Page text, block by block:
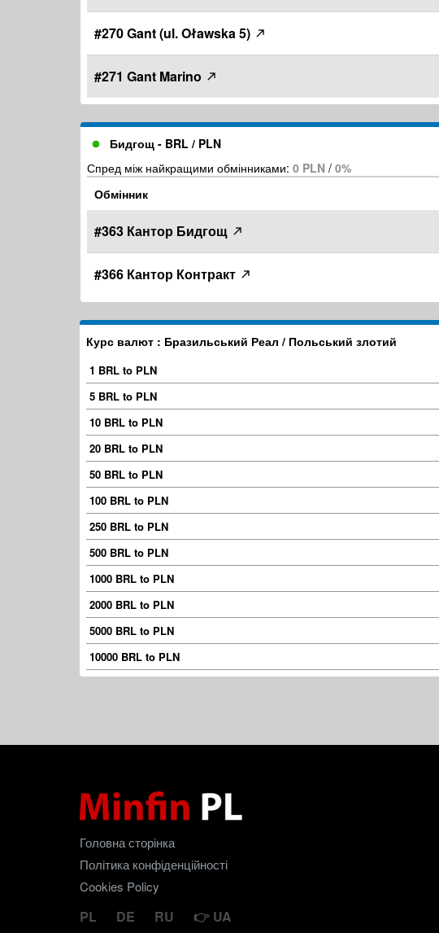
#270 Gant (ul. Oławska 5)
#271 Gant Marino
Бидгощ - BRL / PLN
Спред між найкращими обмінниками: 0 PLN / 0%
Обмінник
#363 Кантор Бидгощ
#366 Кантор Контракт
Курс валют : Бразильський Реал / Польський злотий
1 BRL to PLN
5 BRL to PLN
10 BRL to PLN
20 BRL to PLN
50 BRL to PLN
100 BRL to PLN
250 BRL to PLN
500 BRL to PLN
1000 BRL to PLN
2000 BRL to PLN
5000 BRL to PLN
10000 BRL to PLN
Головна сторінка
Політика конфіденційності
Cookies Policy
PL DE RU UA